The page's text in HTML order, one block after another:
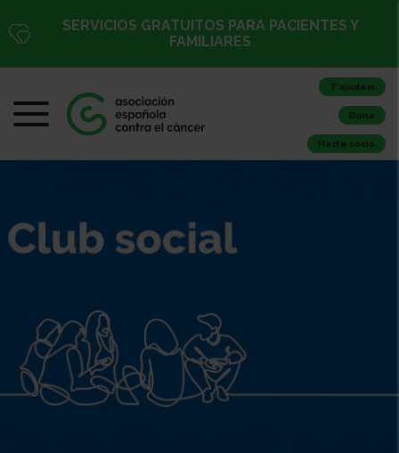
SERVICIOS GRATUITOS PARA PACIENTES Y
FAMILIARES
T’ajudem
Dona
Hazte socio